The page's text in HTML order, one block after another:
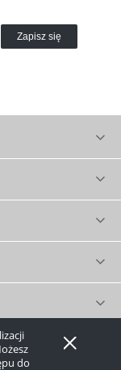
do
Zapisz się